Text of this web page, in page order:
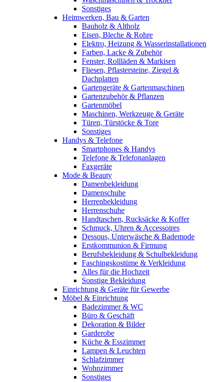
Sonstiges
Heimwerken, Bau & Garten
Bauholz & Altholz
Eisen, Bleche & Rohre
Elektro, Heizung & Wasserinstallationen
Farben, Lacke & Zubehör
Fenster, Rollläden & Markisen
Fliesen, Pflastersteine, Ziegel &
Dachplatten
Gartengeräte & Gartenmaschinen
Gartenzubehör & Pflanzen
Gartenmöbel
Maschinen, Werkzeuge & Geräte
Türen, Türstöcke & Tore
Sonstiges
Handys & Telefone
Smartphones & Handys
Telefone & Telefonanlagen
Faxgeräte
Mode & Beauty
Damenbekleidung
Damenschuhe
Herrenbekleidung
Herrenschuhe
Handtaschen, Rucksäcke & Koffer
Schmuck, Uhren & Accessoires
Dessous, Unterwäsche & Bademode
Erstkommunion & Firmung
Berufsbekleidung & Schulbekleidung
Faschingskostüme & Verkleidung
Alles für die Hochzeit
Sonstige Bekleidung
Einrichtung & Geräte für Gewerbe
Möbel & Einrichtung
Badezimmer & WC
Büro & Geschäft
Dekoration & Bilder
Garderobe
Küche & Esszimmer
Lampen & Leuchten
Schlafzimmer
Wohnzimmer
Sonstiges